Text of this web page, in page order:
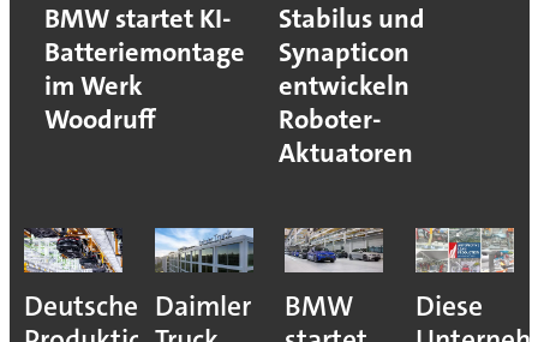
BMW startet KI-
Batteriemontage
im Werk
Woodruff
Stabilus und
Synapticon
entwickeln
Roboter-
Aktuatoren
Deutsche Daimler
BMW
Diese